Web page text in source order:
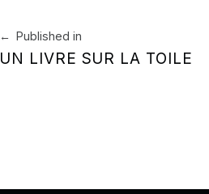
Navigation de l’article
Published in
UN LIVRE SUR LA TOILE